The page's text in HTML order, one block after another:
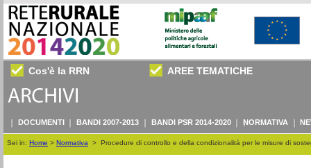
Cos'è la RRN AREE TEMATICHE
DOCUMENTI BANDI 2007-2013 BANDI PSR 2014-2020 NORMATIVA
Sei in: Home > Normativa > Procedure di controllo e della condizionalità per le misure di